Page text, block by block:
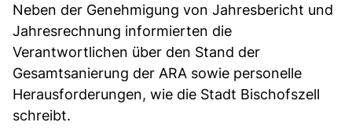
Neben der Genehmigung von Jahresbericht und
Jahresrechnung informierten die
Verantwortlichen über den Stand der
Gesamtsanierung der ARA sowie personelle
Herausforderungen, wie die Stadt Bischofszell
schreibt.